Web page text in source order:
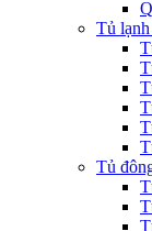
Tủ lạnh
Tủ